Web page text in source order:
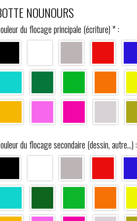
NOUNOURS
du flocage principale (écriture)*:
du flocage secondaire (dessin, autre...) :